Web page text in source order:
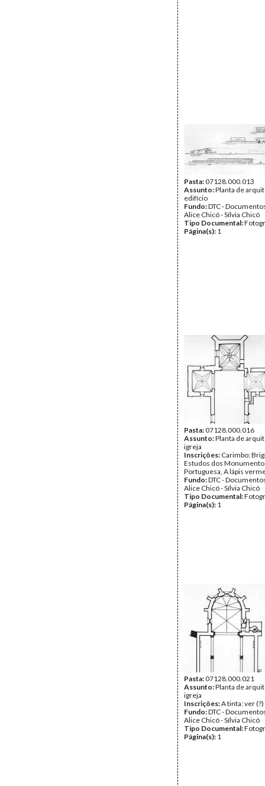
Pasta:07128.000.013
Assunto:Planta de
edifício
Fundo:DTC -
Alice Chicó - Sílvia Chicó
Tipo Documental:
Página(s): 1
Pasta:07128.000.016
Assunto:Planta de
igreja
Inscrições: Carimbo:
Estudos dos
Portuguesa, A lápis
Fundo:DTC -
Alice Chicó - Sílvia Chicó
Tipo Documental:
Página(s): 1
Pasta:07128.000.021
Assunto:Planta de
igreja
Inscrições:A tinta: ver
Fundo:DTC -
Alice Chicó - Sílvia Chicó
Tipo Documental:
Página(s): 1